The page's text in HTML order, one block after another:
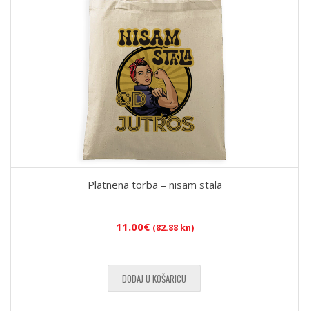
Platnena torba – nisam stala
11.00€ (82.88 kn)
DODAJ U KOŠARICU